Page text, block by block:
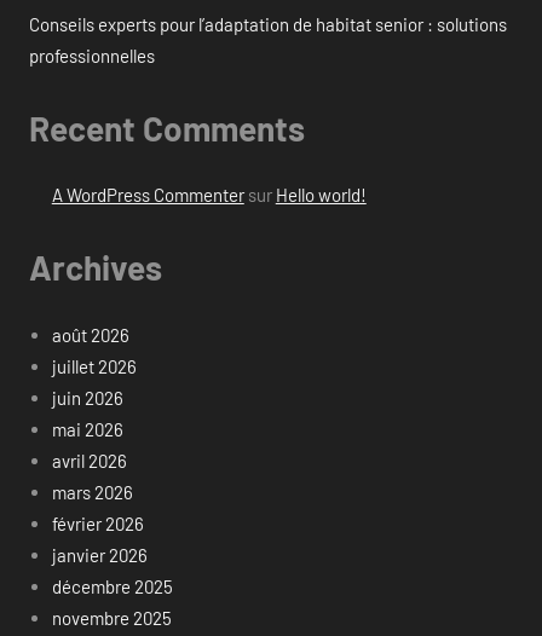
Conseils experts pour l’adaptation de habitat senior : solutions
professionnelles
Recent Comments
A WordPress Commentersur Hello world!
Archives
août 2026
juillet 2026
juin 2026
mai 2026
avril 2026
mars 2026
février 2026
janvier 2026
décembre 2025
novembre 2025